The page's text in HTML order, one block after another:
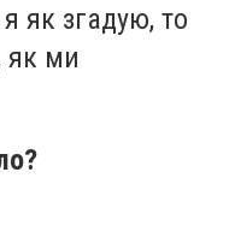
як згадую, то
як ми